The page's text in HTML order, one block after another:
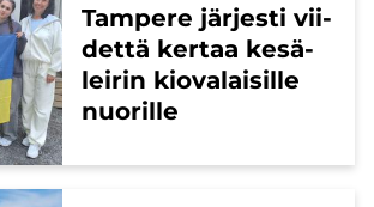
Tam­pe­re jär­jes­ti vii­
det­tä ker­taa ke­sä­
lei­rin kio­va­lai­sil­le
nuo­ril­le